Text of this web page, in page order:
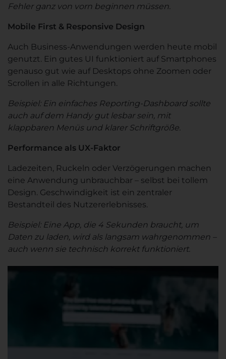
Fehler ganz von vorn beginnen müssen.
Mobile First & Responsive Design
Auch Business-Anwendungen werden heute mobil
genutzt. Ein gutes UI funktioniert auf Smartphones
genauso gut wie auf Desktops ohne Zoomen oder
Scrollen in alle Richtungen.
Beispiel: Ein einfaches Reporting-Dashboard sollte
auch auf dem Handy gut lesbar sein, mit
klappbaren Menüs und klarer Schriftgröße.
Performance als UX-Faktor
Ladezeiten, Ruckeln oder Verzögerungen machen
eine Anwendung unbrauchbar – selbst bei tollem
Design. Geschwindigkeit ist ein zentraler
Bestandteil des Nutzererlebnisses.
Beispiel: Eine App, die 4 Sekunden braucht, um
Daten zu laden, wird als langsam wahrgenommen –
auch wenn sie technisch korrekt funktioniert.